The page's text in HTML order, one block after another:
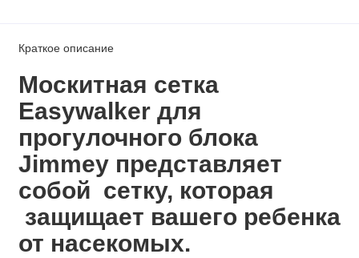
Краткое описание
Москитная сетка
Easywalker для
прогулочного блока
Jimmey представляет
собой сетку, которая
защищает вашего ребенка
от насекомых.